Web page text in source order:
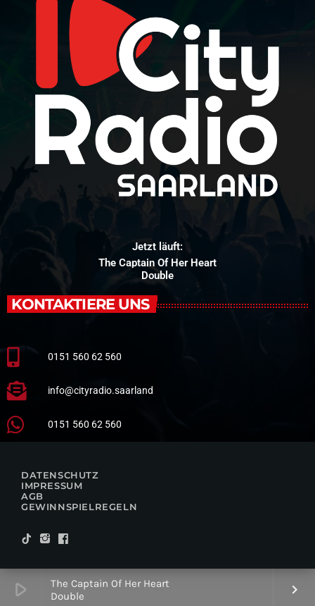
play_arrow
The Captain Of Her Heart
Double
keyboard_arrow_right
Jetzt läuft:
The Captain Of Her Heart
Double
KONTAKTIERE UNS
0151 560 62 560
info@cityradio.saarland
0151 560 62 560
DATENSCHUTZ
IMPRESSUM
AGB
GEWINNSPIELREGELN